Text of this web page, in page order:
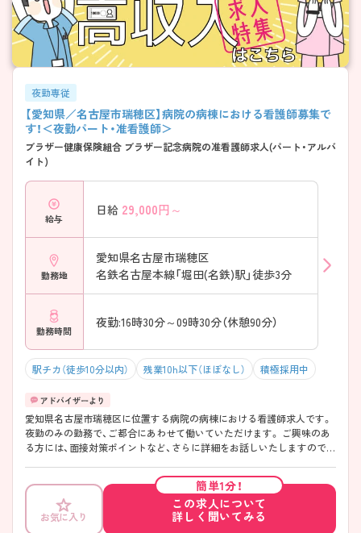
夜勤専従
【愛知県／名古屋市瑞穂区】病院の病棟における看護師募集で
す！＜夜勤パート・准看護師＞
ブラザー健康保険組合 ブラザー記念病院の准看護師求人(パート・アルバ
イト)
給与
日給 29,000円～
勤務地
愛知県名古屋市瑞穂区
名鉄名古屋本線「堀田(名鉄)駅」徒歩3分
勤務時間
夜勤:16時30分～09時30分（休憩90分）
駅チカ（徒歩10分以内） 残業10h以下（ほぼなし） 積極採用中
愛知県名古屋市瑞穂区に位置する病院の病棟における看護師求人です。
夜勤のみの勤務で、ご都合にあわせて働いていただけます。 ご興味のあ
る方には、面接対策ポイントなど、さらに詳細をお話しいたしますので、
お気に入り
簡単1分！
この求人について
詳しく聞いてみる